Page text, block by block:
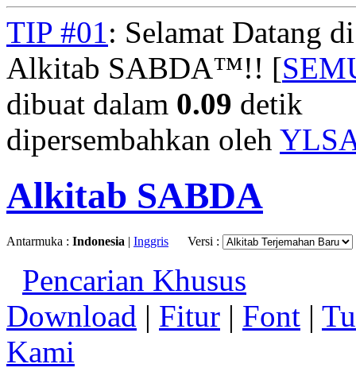
TIP #01: Selamat Datang
Alkitab SABDA™!! [
dibuat dalam 0.09 detik
dipersembahkan oleh
Alkitab SABDA
Antarmuka : Indonesia | Inggris Versi :
Pencarian Khusus
Download | Fitur | Font |
Kami